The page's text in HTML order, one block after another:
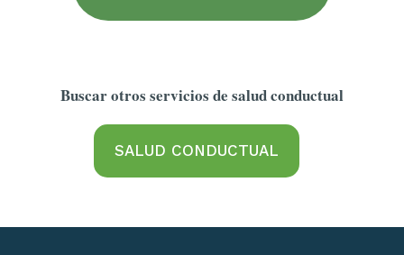
Buscar otros servicios de salud conductual
SALUD CONDUCTUAL